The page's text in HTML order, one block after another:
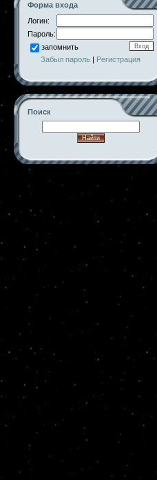
Форма входа
Логин:
Пароль:
запомнить
Забыл пароль | Регистрация
Поиск